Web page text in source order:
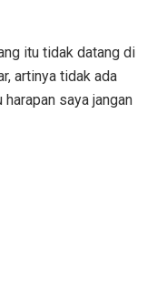
itu tidak datang di
artinya tidak ada
saya jangan